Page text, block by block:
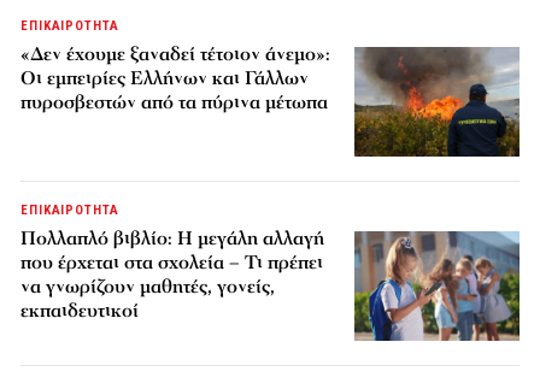
ΕΠΙΚΑΙΡΟΤΗΤΑ
«Δεν έχουμε ξαναδεί τέτοιον άνεμο»:
Οι εμπειρίες Ελλήνων και Γάλλων
πυροσβεστών από τα πύρινα μέτωπα
ΕΠΙΚΑΙΡΟΤΗΤΑ
Πολλαπλό βιβλίο: Η μεγάλη αλλαγή
που έρχεται στα σχολεία – Τι πρέπει
να γνωρίζουν μαθητές, γονείς,
εκπαιδευτικοί